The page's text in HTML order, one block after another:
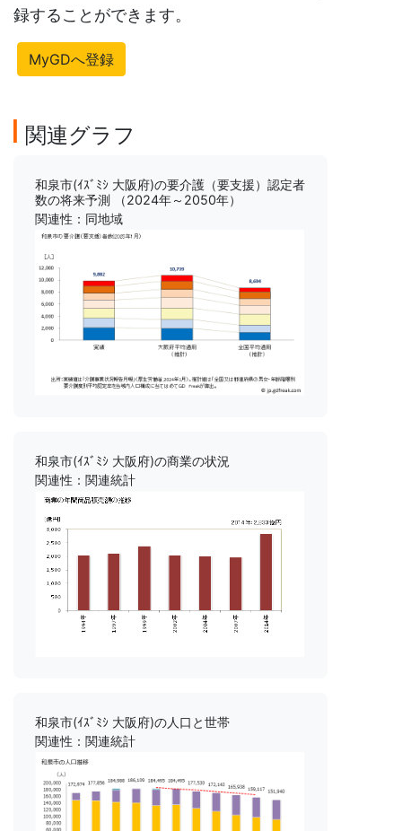
録することができます。
MyGDへ登録
関連グラフ
和泉市(ｲｽﾞﾐｼ 大阪府)の要介護（要支援）認定者
数の将来予測 （2024年～2050年）
関連性：同地域
和泉市(ｲｽﾞﾐｼ 大阪府)の商業の状況
関連性：関連統計
和泉市(ｲｽﾞﾐｼ 大阪府)の人口と世帯
関連性：関連統計